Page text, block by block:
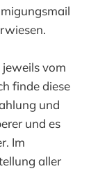
vom
finde diese
und
und es
Im
aller